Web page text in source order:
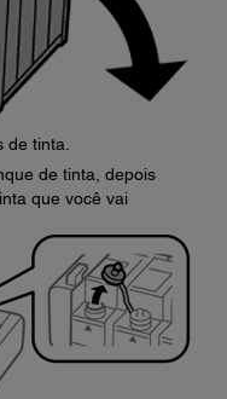
de tinta.
de tinta, depois
que você vai